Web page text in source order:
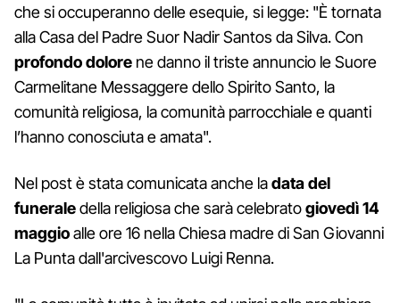
che si occuperanno delle esequie, si legge: "È tornata
alla Casa del Padre Suor Nadir Santos da Silva. Con
profondo dolore ne danno il triste annuncio le Suore
Carmelitane Messaggere dello Spirito Santo, la
comunità religiosa, la comunità parrocchiale e quanti
l’hanno conosciuta e amata".
Nel post è stata comunicata anche ladata del
funeraledella religiosa che sarà celebratogiovedì 14
maggioalle ore 16 nella Chiesa madre di San Giovanni
La Punta dall'arcivescovo Luigi Renna.